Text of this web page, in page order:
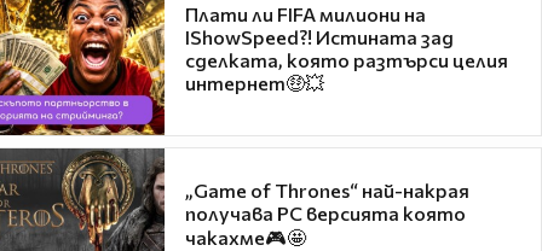
Плати ли FIFA милиони на
IShowSpeed?! Истината зад
сделката, която разтърси целия
интернет🤑💥
„Game of Thrones“ най-накрая
получава PC версията която
чакахме🎮🤩